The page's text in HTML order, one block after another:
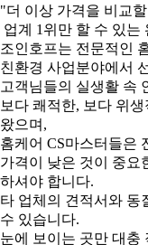
"더 이상 가격을 비교
업계 1위만 할 수 있는
조인호프는 전문적인
친환경 사업분야에서
고객님들의 실생활 속
보다 쾌적한, 보다 위
왔으며,
홈케어 CS마스터들은
가격이 낮은 것이 중요
하셔야 합니다.
타 업체의 견적서와 동
수 있습니다.
눈에 보이는 곳만 대충